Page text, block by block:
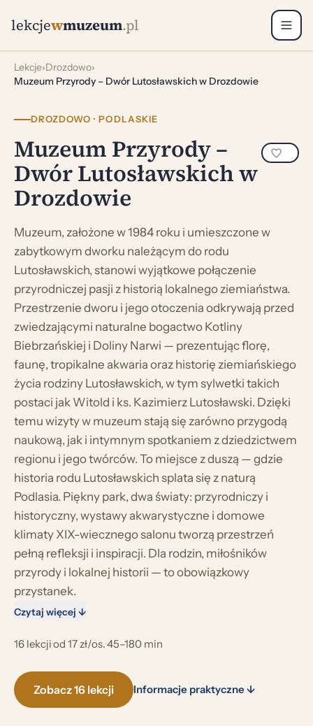
lekcjewmuzeum.pl
Lekcje›Drozdowo›
Muzeum Przyrody – Dwór Lutosławskich w Drozdowie
DROZDOWO · PODLASKIE
Muzeum Przyrody –
Dwór Lutosławskich w
Drozdowie
Muzeum, założone w 1984 roku i umieszczone w
zabytkowym dworku należącym do rodu
Lutosławskich, stanowi wyjątkowe połączenie
przyrodniczej pasji z historią lokalnego ziemiaństwa.
Przestrzenie dworu i jego otoczenia odkrywają przed
zwiedzającymi naturalne bogactwo Kotliny
Biebrzańskiej i Doliny Narwi — prezentując florę,
faunę, tropikalne akwaria oraz historię ziemiańskiego
życia rodziny Lutosławskich, w tym sylwetki takich
postaci jak Witold i ks. Kazimierz Lutosławski. Dzięki
temu wizyty w muzeum stają się zarówno przygodą
naukową, jak i intymnym spotkaniem z dziedzictwem
regionu i jego twórców. To miejsce z duszą — gdzie
historia rodu Lutosławskich splata się z naturą
Podlasia. Piękny park, dwa światy: przyrodniczy i
historyczny, wystawy akwarystyczne i domowe
klimaty XIX-wiecznego salonu tworzą przestrzeń
pełną refleksji i inspiracji. Dla rodzin, miłośników
przyrody i lokalnej historii — to obowiązkowy
przystanek.
Czytaj więcej ↓
16 lekcji·od 17 zł/os.·45–180 min
Zobacz 16 lekcji Informacje praktyczne ↓